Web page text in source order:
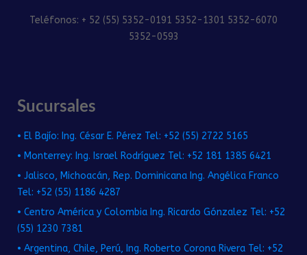
Teléfonos: + 52 (55) 5352-0191 5352-1301 5352-6070
5352-0593
Sucursales
• El Bajío: Ing. César E. Pérez Tel: +52 (55) 2722 5165
• Monterrey: Ing. Israel Rodríguez Tel: +52 181 1385 6421
• Jalisco, Michoacán, Rep. Dominicana Ing. Angélica Franco
Tel: +52 (55) 1186 4287
• Centro América y Colombia Ing. Ricardo Gónzalez Tel: +52
(55) 1230 7381
• Argentina, Chile, Perú, Ing. Roberto Corona Rivera Tel: +52